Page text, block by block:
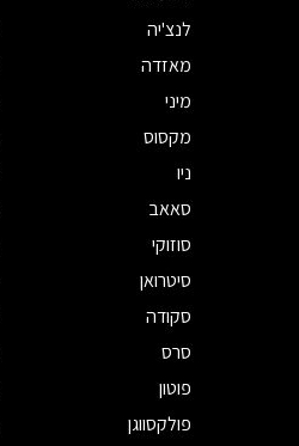
לנצ'יה
מאזדה
מיני
מקסוס
ניו
סאאב
סוזוקי
סיטרואן
סקודה
סרס
פוטון
פולקסווגן